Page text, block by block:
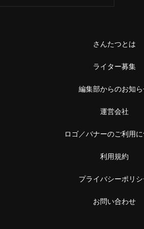
さんたつとは
ライター募集
編集部からのお知
運営会社
ロゴ／バナーのご利用
利用規約
プライバシーポリ
お問い合わせ